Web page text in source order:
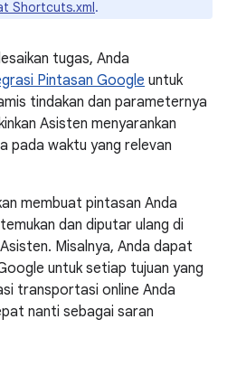
Shortcuts.xml.
tugas, Anda
Pintasan Google untuk
tindakan dan parameternya
Asisten menyarankan
pada waktu yang relevan
membuat pintasan Anda
dan diputar ulang di
Misalnya, Anda dapat
untuk setiap tujuan yang
transportasi online Anda
nanti sebagai saran